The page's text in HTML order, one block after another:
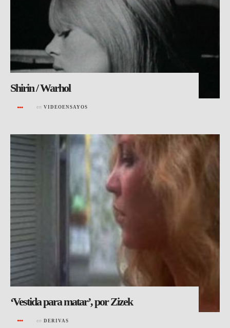
Shirin / Warhol
en VIDEOENSAYOS
‘Vestida para matar’, por Zizek
en DERIVAS